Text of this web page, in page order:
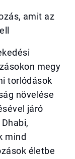
amit az
megy
torlódások
növelése
járó
mind
életbe